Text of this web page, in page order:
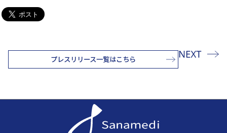
プレスリリース一覧はこちら